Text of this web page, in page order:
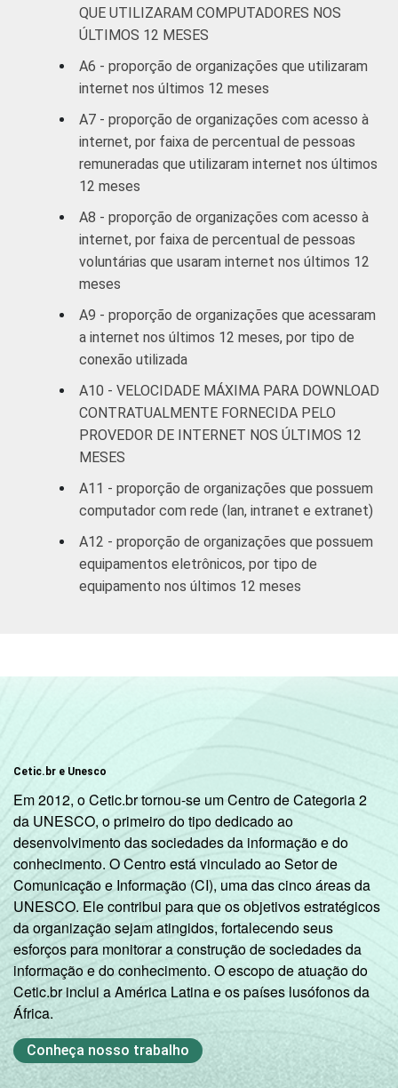
QUE UTILIZARAM COMPUTADORES NOS
ÚLTIMOS 12 MESES
A6 - proporção de organizações que utilizaram
internet nos últimos 12 meses
A7 - proporção de organizações com acesso à
internet, por faixa de percentual de pessoas
remuneradas que utilizaram internet nos últimos
12 meses
A8 - proporção de organizações com acesso à
internet, por faixa de percentual de pessoas
voluntárias que usaram internet nos últimos 12
meses
A9 - proporção de organizações que acessaram
a internet nos últimos 12 meses, por tipo de
conexão utilizada
A10 - VELOCIDADE MÁXIMA PARA DOWNLOAD
CONTRATUALMENTE FORNECIDA PELO
PROVEDOR DE INTERNET NOS ÚLTIMOS 12
MESES
A11 - proporção de organizações que possuem
computador com rede (lan, intranet e extranet)
A12 - proporção de organizações que possuem
equipamentos eletrônicos, por tipo de
equipamento nos últimos 12 meses
Cetic.br e Unesco
Em 2012, o Cetic.br tornou-se um Centro de Categoria 2
da UNESCO, o primeiro do tipo dedicado ao
desenvolvimento das sociedades da informação e do
conhecimento. O Centro está vinculado ao Setor de
Comunicação e Informação (CI), uma das cinco áreas da
UNESCO. Ele contribui para que os objetivos estratégicos
da organização sejam atingidos, fortalecendo seus
esforços para monitorar a construção de sociedades da
informação e do conhecimento. O escopo de atuação do
Cetic.br inclui a América Latina e os países lusófonos da
África.
Conheça nosso trabalho